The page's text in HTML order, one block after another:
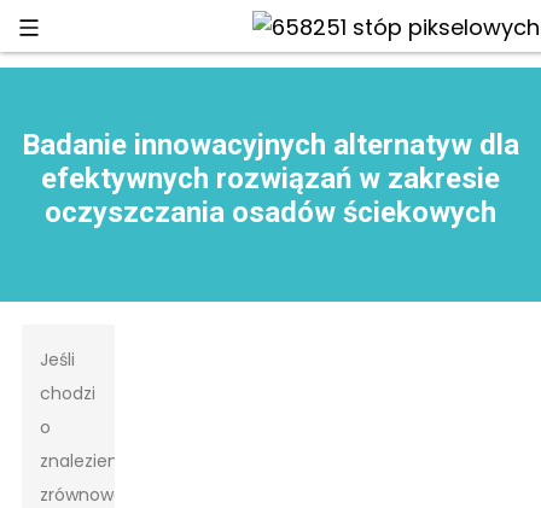
Badanie innowacyjnych alternatyw dla
efektywnych rozwiązań w zakresie
oczyszczania osadów ściekowych
Jeśli
chodzi
o
znalezienie
zrównoważonych